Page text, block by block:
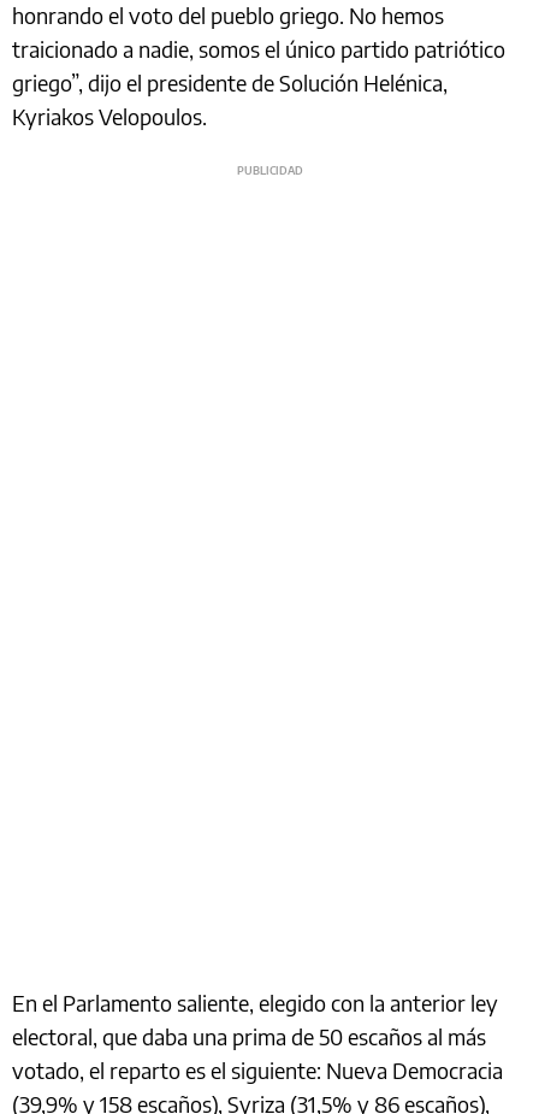
honrando el voto del pueblo griego. No hemos
traicionado a nadie, somos el único partido patriótico
griego”, dijo el presidente de Solución Helénica,
Kyriakos Velopoulos.
En el Parlamento saliente, elegido con la anterior ley
electoral, que daba una prima de 50 escaños al más
votado, el reparto es el siguiente: Nueva Democracia
(39,9% y 158 escaños), Syriza (31,5% y 86 escaños),